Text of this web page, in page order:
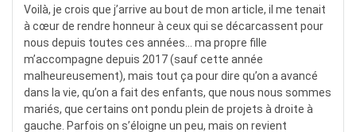
Voilà, je crois que j’arrive au bout de mon article, il me tenait
à cœur de rendre honneur à ceux qui se décarcassent pour
nous depuis toutes ces années… ma propre fille
m’accompagne depuis 2017 (sauf cette année
malheureusement), mais tout ça pour dire qu’on a avancé
dans la vie, qu’on a fait des enfants, que nous nous sommes
mariés, que certains ont pondu plein de projets à droite à
gauche. Parfois on s’éloigne un peu, mais on revient